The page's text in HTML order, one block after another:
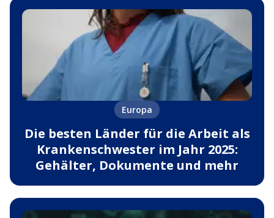
Europa
Die besten Länder für die Arbeit als
Krankenschwester im Jahr 2025:
Gehälter, Dokumente und mehr